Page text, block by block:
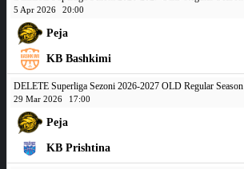
5 Apr 2026 20:00
Peja
KB Bashkimi
DELETE Superliga Sezoni 2026-2027 OLD Regular Season
29 Mar 2026 17:00
Peja
KB Prishtina